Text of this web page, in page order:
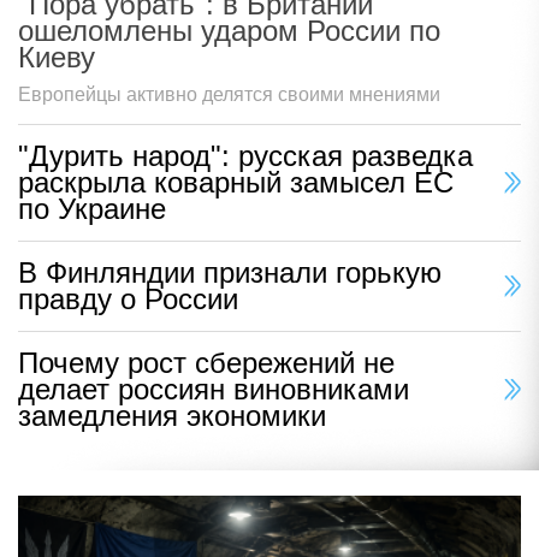
ошеломлены ударом России по
Киеву
Европейцы активно делятся своими мнениями
"Дурить народ": русская разведка
раскрыла коварный замысел ЕС
по Украине
В Финляндии признали горькую
правду о России
Почему рост сбережений не
делает россиян виновниками
замедления экономики